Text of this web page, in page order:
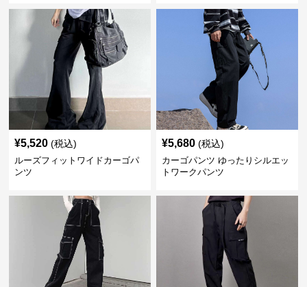
¥5,520 (税込)
ルーズフィットワイドカーゴパ
ンツ
¥5,680 (税込)
カーゴパンツ ゆったりシルエッ
トワークパンツ